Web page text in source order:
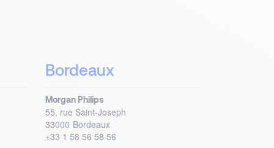
Bordeaux
Morgan Philips
55, rue Saint-Joseph
33000 Bordeaux
+33 1 58 56 58 56